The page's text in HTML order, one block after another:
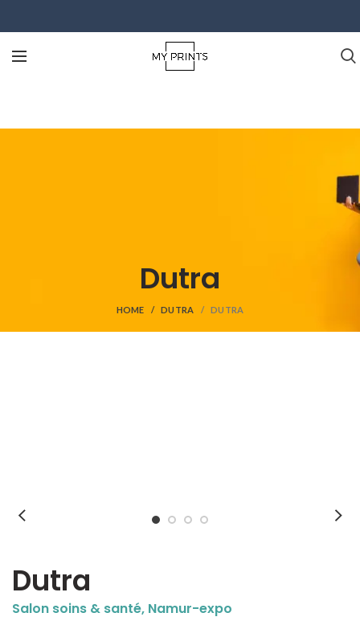
Dutra
HOME DUTRA DUTRA
Dutra
Salon soins & santé, Namur-expo